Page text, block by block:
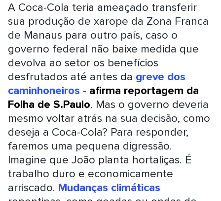
A Coca-Cola teria ameaçado transferir
sua produção de xarope da Zona Franca
de Manaus para outro país, caso o
governo federal não baixe medida que
devolva ao setor os benefícios
desfrutados até antes da greve dos
caminhoneiros - afirma reportagem da
Folha de S.Paulo. Mas o governo deveria
mesmo voltar atrás na sua decisão, como
deseja a Coca-Cola? Para responder,
faremos uma pequena digressão.
Imagine que João planta hortaliças. É
trabalho duro e economicamente
arriscado. Mudanças climáticas